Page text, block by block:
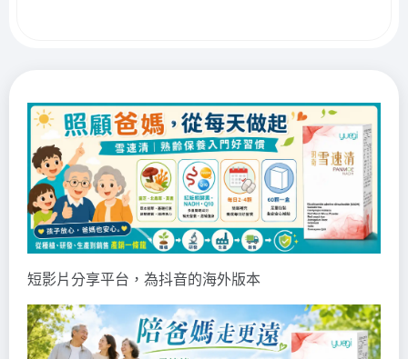
短影片分享平台，為抖音的海外版本